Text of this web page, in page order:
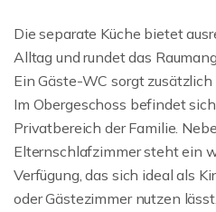
Die separate Küche bietet
Alltag und rundet das
Ein Gäste-WC sorgt zusätzlich
Im Obergeschoss befindet
Privatbereich der Familie.
Elternschlafzimmer steht ein
Verfügung, das sich ideal als
oder Gästezimmer nutzen